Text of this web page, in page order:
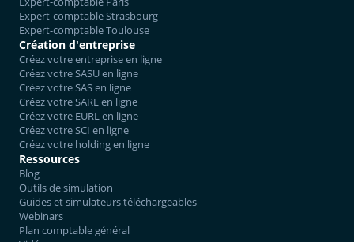
Expert-comptable Strasbourg
Expert-comptable Toulouse
Création d'entreprise
Créez votre entreprise en ligne
Créez votre SASU en ligne
Créez votre SAS en ligne
Créez votre SARL en ligne
Créez votre EURL en ligne
Créez votre SCI en ligne
Créez votre holding en ligne
Ressources
Blog
Outils de simulation
Guides et simulateurs téléchargeables
Webinars
Plan comptable général